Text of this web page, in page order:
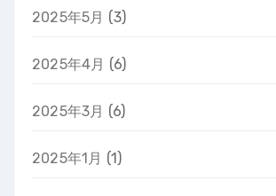
2025年5月 (3)
2025年4月 (6)
2025年3月 (6)
2025年1月 (1)